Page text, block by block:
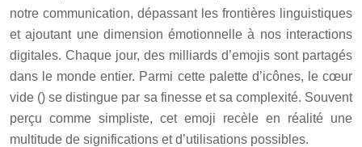
notre communication, dépassant les frontières linguistiques
et ajoutant une dimension émotionnelle à nos interactions
digitales. Chaque jour, des milliards d’emojis sont partagés
dans le monde entier. Parmi cette palette d’icônes, le cœur
vide () se distingue par sa finesse et sa complexité. Souvent
perçu comme simpliste, cet emoji recèle en réalité une
multitude de significations et d’utilisations possibles.